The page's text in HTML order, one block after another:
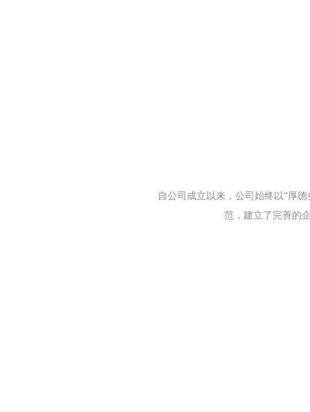
自公司成立以来，公司始终以“厚
范，建立了完善的